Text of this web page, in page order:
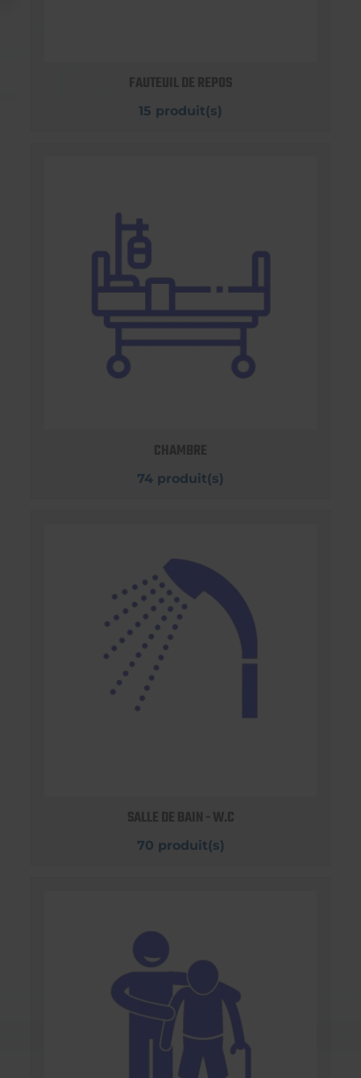
FAUTEUIL DE REPOS
15 produit(s)
CHAMBRE
74 produit(s)
SALLE DE BAIN - W.C
70 produit(s)